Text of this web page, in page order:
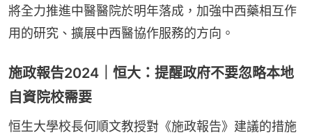
將全力推進中醫醫院於明年落成，加強中西藥相互作
用的研究、擴展中西醫協作服務的方向。
施政報告2024｜恒大：提醒政府不要忽略本地
自資院校需要
恒生大學校長何順文教授對《施政報告》建議的措施